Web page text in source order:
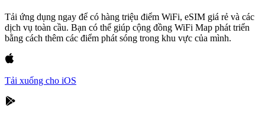
Tải ứng dụng ngay để có hàng triệu điểm WiFi, eSIM giá rẻ và các
dịch vụ toàn cầu. Bạn có thể giúp cộng đồng WiFi Map phát triển
bằng cách thêm các điểm phát sóng trong khu vực của mình.
Tải xuống cho iOS